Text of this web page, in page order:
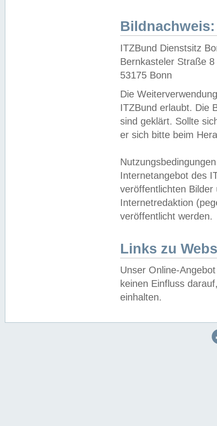
Bildnachweis:
ITZBund Dienstsitz
Bernkasteler Straße 8
53175 Bonn
Die
ITZBund erlaubt. Die
sind geklärt. Sollte
er sich bitte beim
Internetangebot des
veröffentlichten
Internetredaktion
veröffentlicht werden.
Links zu
Unser Online-
keinen Einfluss
einhalten.